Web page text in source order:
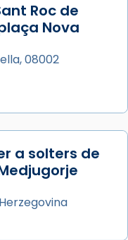
Roc de
Nova
08002
a solters de